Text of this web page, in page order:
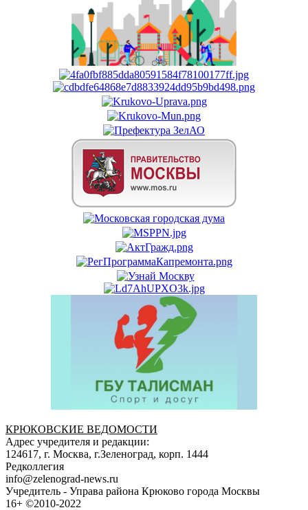
КРЮКОВСКИЕ ВЕДОМОСТИ
Адрес учредителя и редакции:
124617, г. Москва, г.Зеленоград, корп. 1444
Редколлегия
info@zelenograd-news.ru
Учредитель - Управа района Крюково города Москвы
16+ ©2010-2022